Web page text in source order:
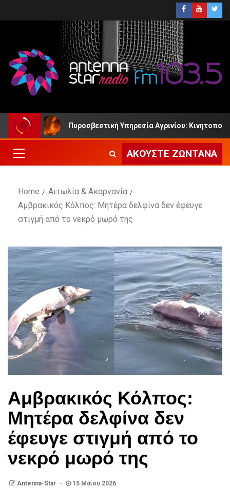
Πυροσβεστική Υπηρεσία Αγρινίου:
ΑΚΟΎΣΤΕ ΖΩΝΤΑΝΆ
Home
Αιτωλία & Ακαρνανία
Αμβρακικός Κόλπος: Μητέρα δελφίνα δεν έφευγε
στιγμή από το νεκρό μωρό της
Αμβρακικός Κόλπος:
Μητέρα δελφίνα δεν
έφευγε στιγμή από το
νεκρό μωρό της
Antenna-Star 15 Μαΐου 2026